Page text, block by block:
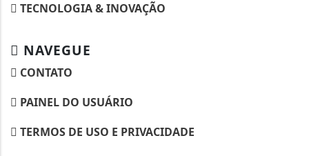
TECNOLOGIA & INOVAÇÃO
NAVEGUE
CONTATO
PAINEL DO USUÁRIO
TERMOS DE USO E PRIVACIDADE